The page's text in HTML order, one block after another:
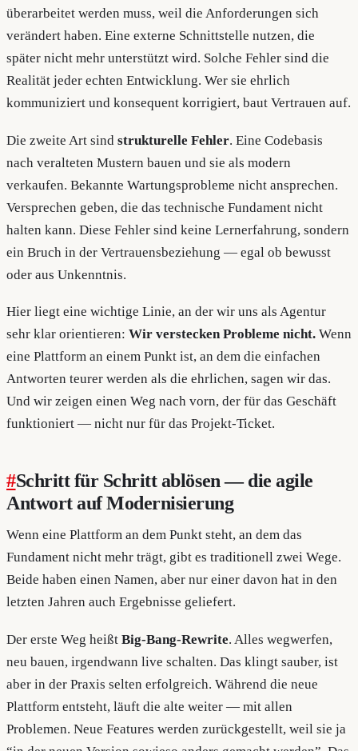
überarbeitet werden muss, weil die Anforderungen sich
verändert haben. Eine externe Schnittstelle nutzen, die
später nicht mehr unterstützt wird. Solche Fehler sind die
Realität jeder echten Entwicklung. Wer sie ehrlich
kommuniziert und konsequent korrigiert, baut Vertrauen auf.
Die zweite Art sind strukturelle Fehler. Eine Codebasis
nach veralteten Mustern bauen und sie als modern
verkaufen. Bekannte Wartungsprobleme nicht ansprechen.
Versprechen geben, die das technische Fundament nicht
halten kann. Diese Fehler sind keine Lernerfahrung, sondern
ein Bruch in der Vertrauensbeziehung — egal ob bewusst
oder aus Unkenntnis.
Hier liegt eine wichtige Linie, an der wir uns als Agentur
sehr klar orientieren: Wir verstecken Probleme nicht. Wenn
eine Plattform an einem Punkt ist, an dem die einfachen
Antworten teurer werden als die ehrlichen, sagen wir das.
Und wir zeigen einen Weg nach vorn, der für das Geschäft
funktioniert — nicht nur für das Projekt-Ticket.
#Schritt für Schritt ablösen — die agile
Antwort auf Modernisierung
Wenn eine Plattform an dem Punkt steht, an dem das
Fundament nicht mehr trägt, gibt es traditionell zwei Wege.
Beide haben einen Namen, aber nur einer davon hat in den
letzten Jahren auch Ergebnisse geliefert.
Der erste Weg heißt Big-Bang-Rewrite. Alles wegwerfen,
neu bauen, irgendwann live schalten. Das klingt sauber, ist
aber in der Praxis selten erfolgreich. Während die neue
Plattform entsteht, läuft die alte weiter — mit allen
Problemen. Neue Features werden zurückgestellt, weil sie ja